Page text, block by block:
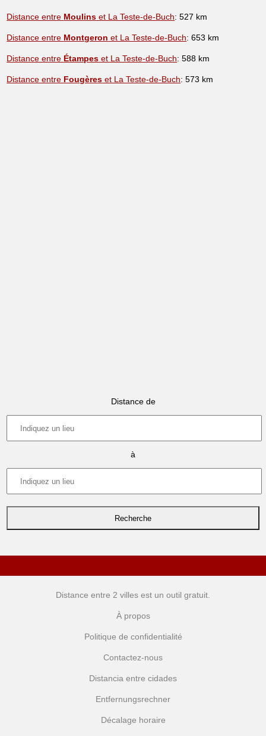
Distance entre Moulins et La Teste-de-Buch: 527 km
Distance entre Montgeron et La Teste-de-Buch: 653 km
Distance entre Étampes et La Teste-de-Buch: 588 km
Distance entre Fougères et La Teste-de-Buch: 573 km
Distance de
à
Distance entre 2 villes est un outil gratuit.
À propos
Politique de confidentialité
Contactez-nous
Distancia entre cidades
Entfernungsrechner
Décalage horaire